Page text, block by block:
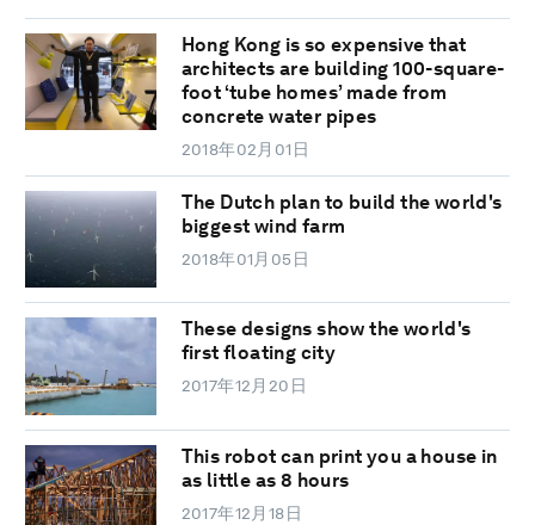
Hong Kong is so expensive that
architects are building 100-square-
foot ‘tube homes’ made from
concrete water pipes
2018年02月01日
The Dutch plan to build the world's
biggest wind farm
2018年01月05日
These designs show the world's
first floating city
2017年12月20日
This robot can print you a house in
as little as 8 hours
2017年12月18日